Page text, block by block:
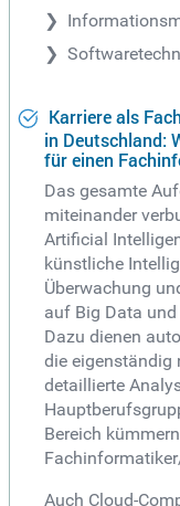
Karriere als
in Deutschland:
für einen
Das gesamte
miteinander
Artificial
künstliche
Überwachung
auf Big Data
Dazu dienen
die eigenständig
detaillierte
Bereich
Auch Cloud-